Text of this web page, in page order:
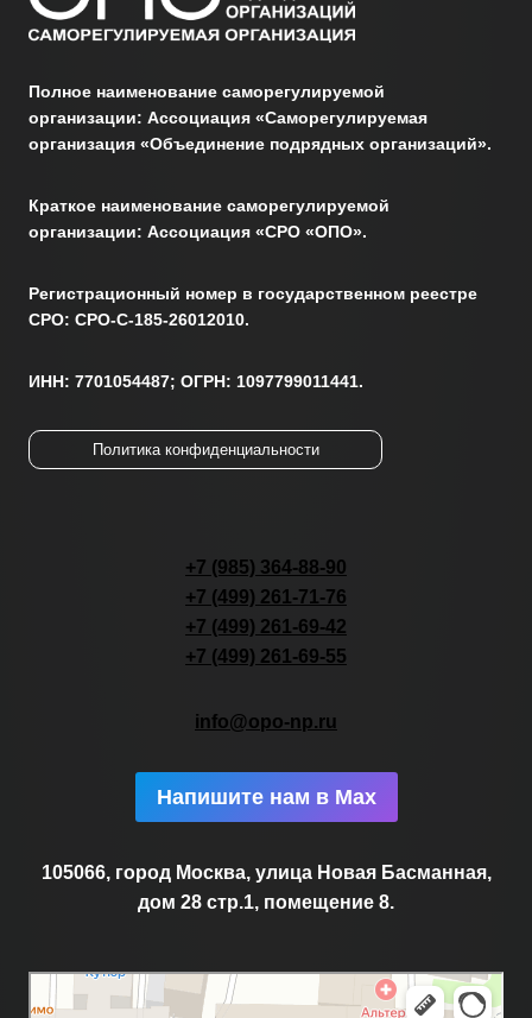
Полное наименование саморегулируемой
организации: Ассоциация «Саморегулируемая
организация «Объединение подрядных организаций».
Краткое наименование саморегулируемой
организации: Ассоциация «СРО «ОПО».
Регистрационный номер в государственном реестре
СРО: СРО-С-185-26012010.
ИНН: 7701054487; ОГРН: 1097799011441.
Политика конфиденциальности
+7 (985) 364-88-90
+7 (499) 261-71-76
+7 (499) 261-69-42
+7 (499) 261-69-55
info@opo-np.ru
Напишите нам в Max
105066, город Москва, улица Новая Басманная,
дом 28 стр.1, помещение 8.
Новая Басманная улица, 28с1 — Яндекс.Карты